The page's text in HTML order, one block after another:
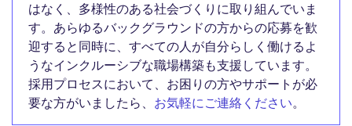
はなく、多様性のある社会づくりに取り組んでいま
す。あらゆるバックグラウンドの方からの応募を歓
迎すると同時に、すべての人が自分らしく働けるよ
うなインクルーシブな職場構築も支援しています。
採用プロセスにおいて、お困りの方やサポートが必
要な方がいましたら、 お気軽にご連絡ください。